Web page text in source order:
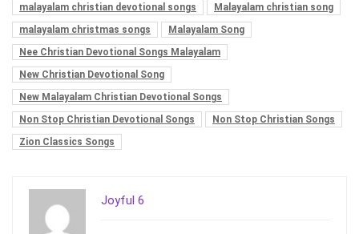
malayalam christian devotional songs
Malayalam christian song
malayalam christmas songs
Malayalam Song
Nee Christian Devotional Songs Malayalam
New Christian Devotional Song
New Malayalam Christian Devotional Songs
Non Stop Christian Devotional Songs
Non Stop Christian Songs
Zion Classics Songs
Joyful 6